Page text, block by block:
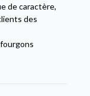
de caractère,
des